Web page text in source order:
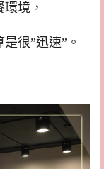
境，
很”迅速”。